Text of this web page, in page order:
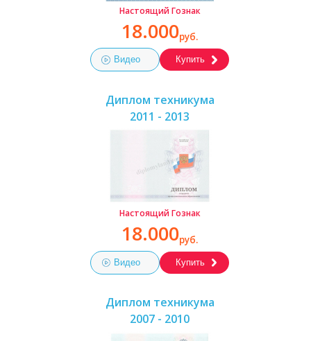
Настоящий Гознак
18.000руб.
Видео Купить
Диплом техникума
2011 - 2013
Настоящий Гознак
18.000руб.
Видео Купить
Диплом техникума
2007 - 2010